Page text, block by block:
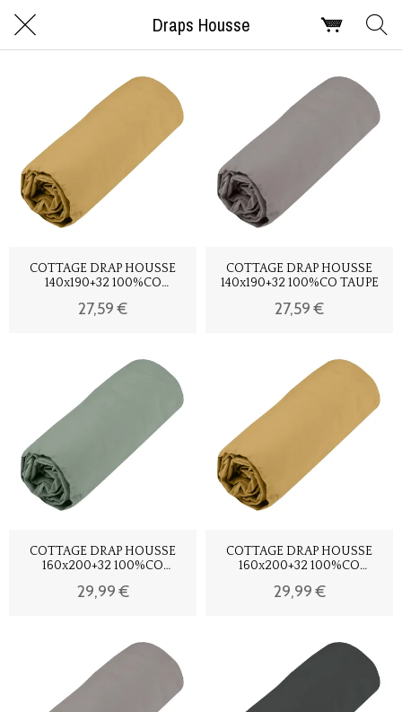
Draps Housse
COTTAGE DRAP HOUSSE
140x190+32 100%CO
27,59 €
COTTAGE DRAP HOUSSE
140x190+32 100%CO TAUPE
27,59 €
COTTAGE DRAP HOUSSE
160x200+32 100%CO
29,99 €
COTTAGE DRAP HOUSSE
160x200+32 100%CO
29,99 €